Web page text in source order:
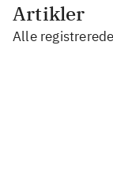
Artikler
Alle